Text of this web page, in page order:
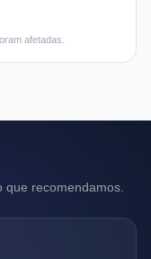
afetadas.
recomendamos.